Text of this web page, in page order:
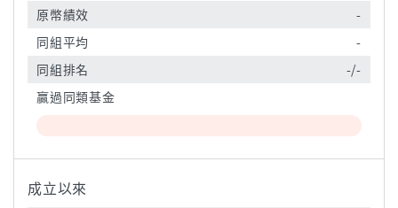
原幣績效
-
同組平均
-
同組排名
-/-
贏過同類基金
成立以來